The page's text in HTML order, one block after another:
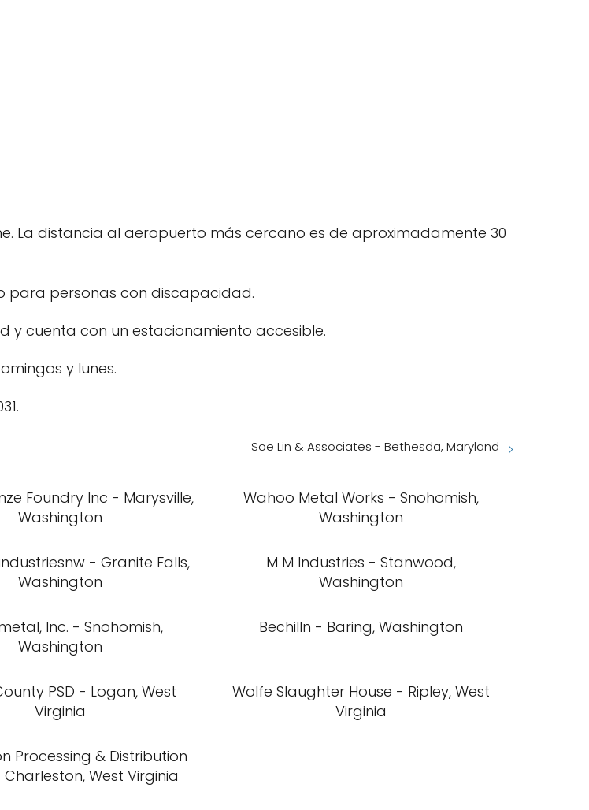
La distancia al aeropuerto más cercano es de aproximadamente 30
para personas con discapacidad.
y cuenta con un estacionamiento accesible.
y lunes.
Soe Lin & Associates - Bethesda, Maryland
Foundry Inc - Marysville,
Washington
Wahoo Metal Works - Snohomish,
Washington
- Granite Falls,
Washington
M M Industries - Stanwood,
Washington
Inc. - Snohomish,
Washington
Bechilln - Baring, Washington
PSD - Logan, West
Virginia
Wolfe Slaughter House - Ripley, West
Virginia
Processing & Distribution
West Virginia